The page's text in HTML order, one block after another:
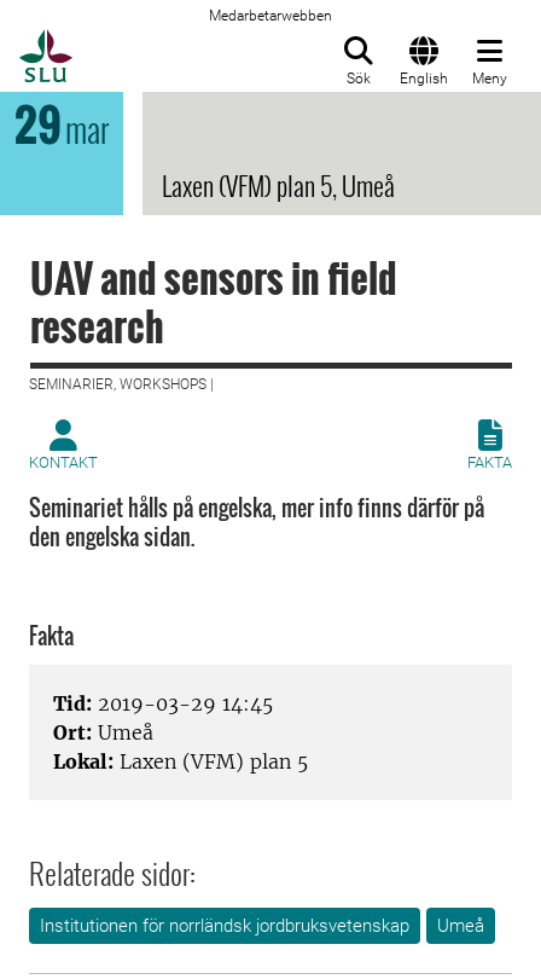
Medarbetarwebben
Sök English Meny
29mar
Laxen (VFM) plan 5, Umeå
UAV and sensors in field
research
SEMINARIER, WORKSHOPS |
KONTAKT FAKTA
Seminariet hålls på engelska, mer info finns därför på
den engelska sidan.
Fakta
Tid: 2019-03-29 14:45
Ort: Umeå
Lokal: Laxen (VFM) plan 5
Relaterade sidor:
Institutionen för norrländsk jordbruksvetenskap Umeå